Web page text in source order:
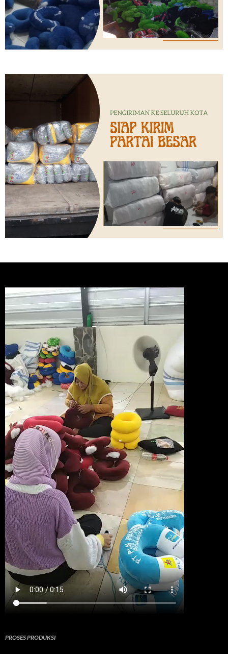
PROSES PRODUKSI